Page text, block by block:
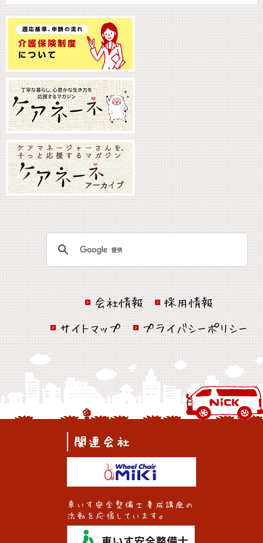
会社情報 採用情報
サイトマップ プライバシーポリシー
関連会社
車いす安全整備士養成講座の
活動を応援しています。